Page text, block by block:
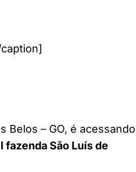
Belos – GO, é acessando
fazenda São Luís de